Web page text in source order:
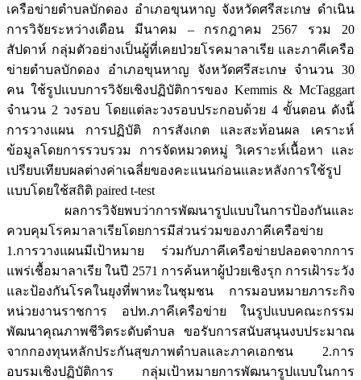
เครือข่ายตำบลบักดอง อำเภอขุนหาญ จังหวัดศรีสะเกษ ดำเนิน
การวิจัยระหว่างเดือน มีนาคม – กรกฎาคม 2567 รวม 20
สัปดาห์ กลุ่มตัวอย่างเป็นผู้ที่เคยป่วยโรคมาลาเรีย และภาคีเครือ
ข่ายตำบลบักดอง อำเภอขุนหาญ จังหวัดศรีสะเกษ จำนวน 30
คน ใช้รูปแบบการวิจัยเชิงปฏิบัติการของ Kemmis & McTaggart
จำนวน 2 วงรอบ โดยแต่ละวงรอบประกอบด้วย 4 ขั้นตอน ดังนี้
การวางแผน การปฏิบัติ การสังเกต และสะท้อนผล เคราะห์
ข้อมูลโดยการรวบรวม การจัดหมวดหมู่ วิเคราะห์เนื้อหา และ
เปรียบเทียบผลต่างค่าเฉลี่ยของคะแนนก่อนและหลังการใช้รูป
แบบโดยใช้สถิติ paired t-test
ผลการวิจัยพบว่าการพัฒนารูปแบบในการป้องกันและ
ควบคุมโรคมาลาเรียโดยการมีส่วนร่วมของภาคีเครือข่าย
1.การวางแผนมีเป้าหมาย ร่วมกับภาคีเครือข่ายปลอดจากการ
แพร่เชื้อมาลาเรีย ในปี 2571 การค้นหาผู้ป่วยเชิงรุก การเฝ้าระวัง
และป้องกันโรคในยุงที่พาหะในชุมชน การมอบหมายภาระกิจ
หน่วยงานราชการ อปท.ภาคีเครือข่าย ในรูปแบบคณะกรรม
พัฒนาคุณภาพชีวิตระดับตำบล ขอรับการสนับสนุนงบประมาณ
จากกองทุนหลักประกันสุขภาพตำบลและภาคเอกชน 2.การ
อบรมเชิงปฏิบัติการ กลุ่มเป้าหมายการพัฒนารูปแบบในการ